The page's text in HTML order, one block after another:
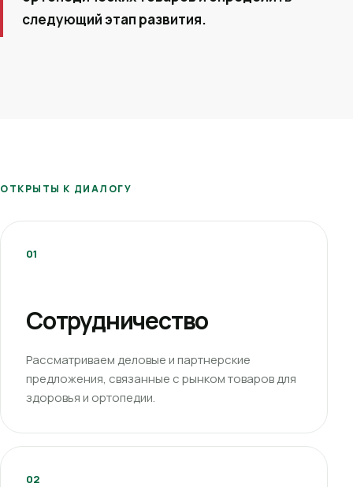
следующий этап развития.
ОТКРЫТЫ К ДИАЛОГУ
01
Сотрудничество
Рассматриваем деловые и партнерские
предложения, связанные с рынком товаров для
здоровья и ортопедии.
02